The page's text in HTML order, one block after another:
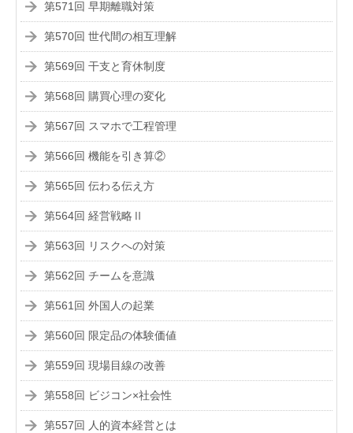
第571回 早期離職対策
第570回 世代間の相互理解
第569回 干支と育休制度
第568回 購買心理の変化
第567回 スマホで工程管理
第566回 機能を引き算②
第565回 伝わる伝え方
第564回 経営戦略Ⅱ
第563回 リスクへの対策
第562回 チームを意識
第561回 外国人の起業
第560回 限定品の体験価値
第559回 現場目線の改善
第558回 ビジコン×社会性
第557回 人的資本経営とは